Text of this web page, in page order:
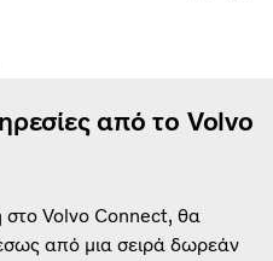
από το Volvo
Volvo Connect, θα
από μια σειρά δωρεάν